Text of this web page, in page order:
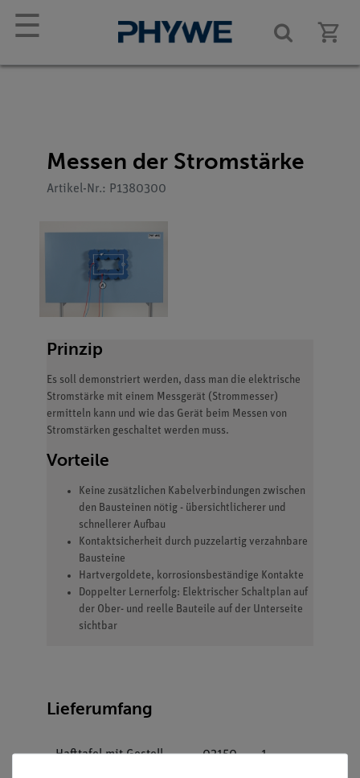
☰
Messen der Stromstärke
Artikel-Nr.: P1380300
Prinzip
Es soll demonstriert werden, dass man die elektrische
Stromstärke mit einem Messgerät (Strommesser)
ermitteln kann und wie das Gerät beim Messen von
Stromstärken geschaltet werden muss.
Vorteile
Keine zusätzlichen Kabelverbindungen zwischen
den Bausteinen nötig - übersichtlicherer und
schnellerer Aufbau
Kontaktsicherheit durch puzzelartig verzahnbare
Bausteine
Hartvergoldete, korrosionsbeständige Kontakte
Doppelter Lernerfolg: Elektrischer Schaltplan auf
der Ober- und reelle Bauteile auf der Unterseite
sichtbar
Lieferumfang
Hafttafel mit Gestell,
02150-
1